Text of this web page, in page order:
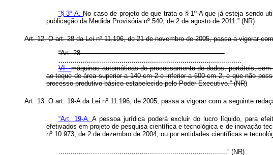
“§ 3º-A. No caso de projeto de que trata o § 1º-A que já esteja sendo
publicação da Medida Provisória nº 540, de 2 de agosto de 2011.” (NR)
Art. 12. O art. 28 da Lei nº 11.196, de 21 de novembro de 2005, passa a vigorar
“Art. 28. .....................................................................
..........................................................................................
VI -máquinas automáticas de processamento de dados, portáteis,
ao toque de área superior a 140 cm 2 e inferior a 600 cm 2, e que não
processo produtivo básico estabelecido pelo Poder Executivo.” (NR)
Art. 13. O art. 19-A da Lei nº 11.196, de 2005, passa a vigorar com a seguinte
“Art. 19-A.A pessoa jurídica poderá excluir do lucro líquido, para
efetivados em projeto de pesquisa científica e tecnológica e de inovação
nº 10.973, de 2 de dezembro de 2004, ou por entidades científicas e
...................................................................................” (NR)